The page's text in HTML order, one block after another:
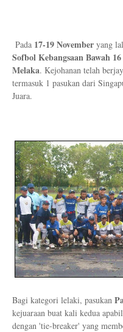
Pada 17-19 November yang
Sofbol Kebangsaan Bawah 16
Melaka. Kejohanan telah
termasuk 1 pasukan dari
Juara.
Bagi kategori lelaki, pasukan
kejuaraan buat kali kedua
dengan 'tie-breaker' yang